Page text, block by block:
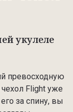
укулеле
превосходную
Flight уже
за спину, вы